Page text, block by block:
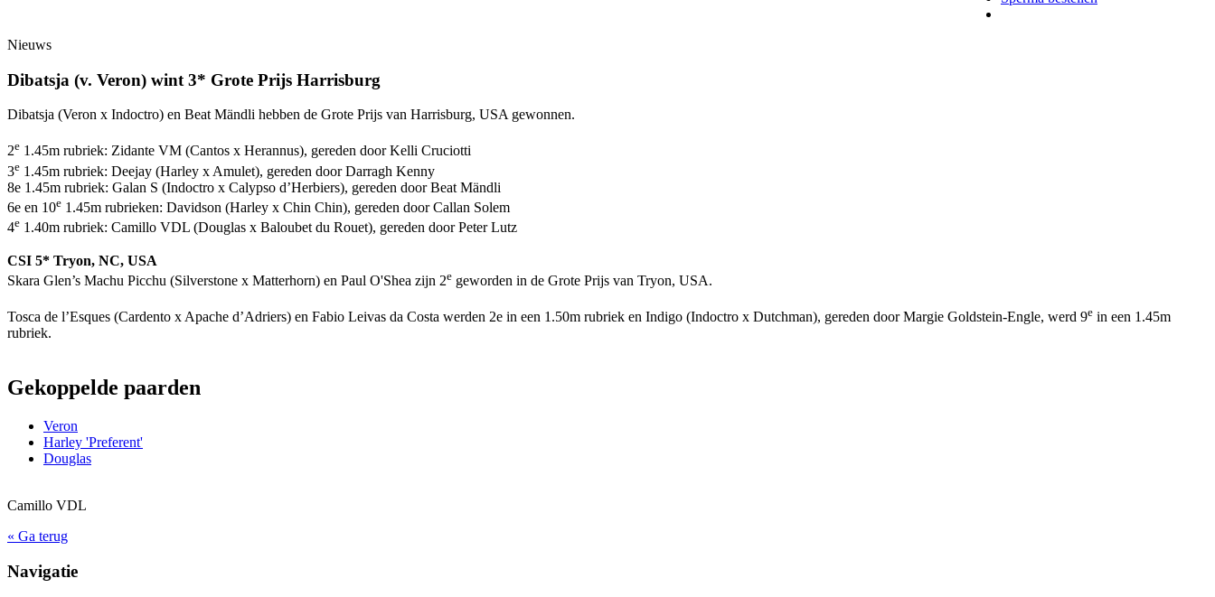
Nieuws
Dibatsja (v. Veron) wint 3* Grote Prijs Harrisburg
Dibatsja (Veron x Indoctro) en Beat Mändli hebben de Grote Prijs van Harrisburg, USA gewonnen.
2e 1.45m rubriek: Zidante VM (Cantos x Herannus), gereden door Kelli Cruciotti
3e 1.45m rubriek: Deejay (Harley x Amulet), gereden door Darragh Kenny
8e 1.45m rubriek: Galan S (Indoctro x Calypso d’Herbiers), gereden door Beat Mändli
6e en 10e 1.45m rubrieken: Davidson (Harley x Chin Chin), gereden door Callan Solem
4e 1.40m rubriek: Camillo VDL (Douglas x Baloubet du Rouet), gereden door Peter Lutz
CSI 5* Tryon, NC, USA
Skara Glen’s Machu Picchu (Silverstone x Matterhorn) en Paul O'Shea zijn 2e geworden in de Grote Prijs van Tryon, USA.
Tosca de l’Esques (Cardento x Apache d’Adriers) en Fabio Leivas da Costa werden 2e in een 1.50m rubriek en Indigo (Indoctro x Dutchman), gereden door Margie Goldstein-Engle, werd 9e in een 1.45m
rubriek.
Gekoppelde paarden
Veron
Harley 'Preferent'
Douglas
Camillo VDL
« Ga terug
Navigatie